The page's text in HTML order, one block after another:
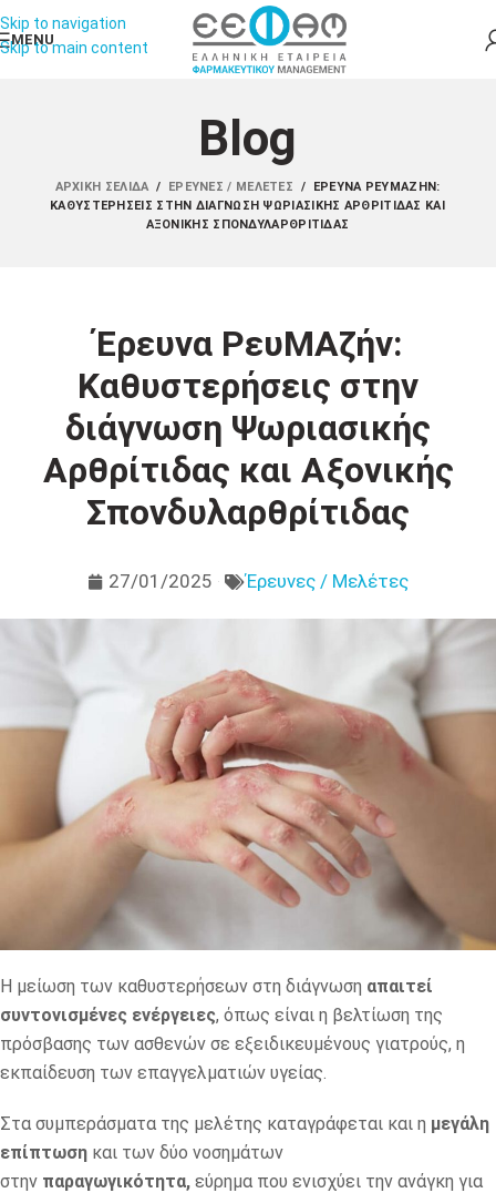
Skip to navigation
Skip to main content
MENU
Blog
ΑΡΧΙΚΉ ΣΕΛΊΔΑ / ΈΡΕΥΝΕΣ / ΜΕΛΈΤΕΣ /
ΈΡΕΥΝΑ ΡΕΥΜΑΖΉΝ:
ΚΑΘΥΣΤΕΡΉΣΕΙΣ ΣΤΗΝ ΔΙΆΓΝΩΣΗ ΨΩΡΙΑΣΙΚΉΣ ΑΡΘΡΊΤΙΔΑΣ ΚΑΙ
ΑΞΟΝΙΚΉΣ ΣΠΟΝΔΥΛΑΡΘΡΊΤΙΔΑΣ
Έρευνα ΡευΜΑζήν:
Καθυστερήσεις στην
διάγνωση Ψωριασικής
Αρθρίτιδας και Αξονικής
Σπονδυλαρθρίτιδας
27/01/2025 Έρευνες / Μελέτες
Η μείωση των καθυστερήσεων στη διάγνωση απαιτεί
συντονισμένες ενέργειες, όπως είναι η βελτίωση της
πρόσβασης των ασθενών σε εξειδικευμένους γιατρούς, η
εκπαίδευση των επαγγελματιών υγείας.
Στα συμπεράσματα της μελέτης καταγράφεται και η μεγάλη
επίπτωση και των δύο νοσημάτων
στην παραγωγικότητα, εύρημα που ενισχύει την ανάγκη για